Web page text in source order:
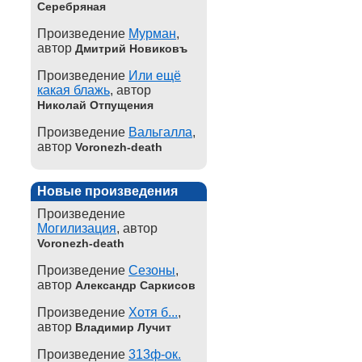
Серебряная
Произведение Мурман,
автор Дмитрий Новиковъ
Произведение Или ещё
какая блажь, автор
Николай Отпущения
Произведение Вальгалла,
автор Voronezh-death
Новые произведения
Произведение
Могилизация, автор
Voronezh-death
Произведение Сезоны,
автор Александр Саркисов
Произведение Хотя б...,
автор Владимир Лучит
Произведение 313ф-ок.